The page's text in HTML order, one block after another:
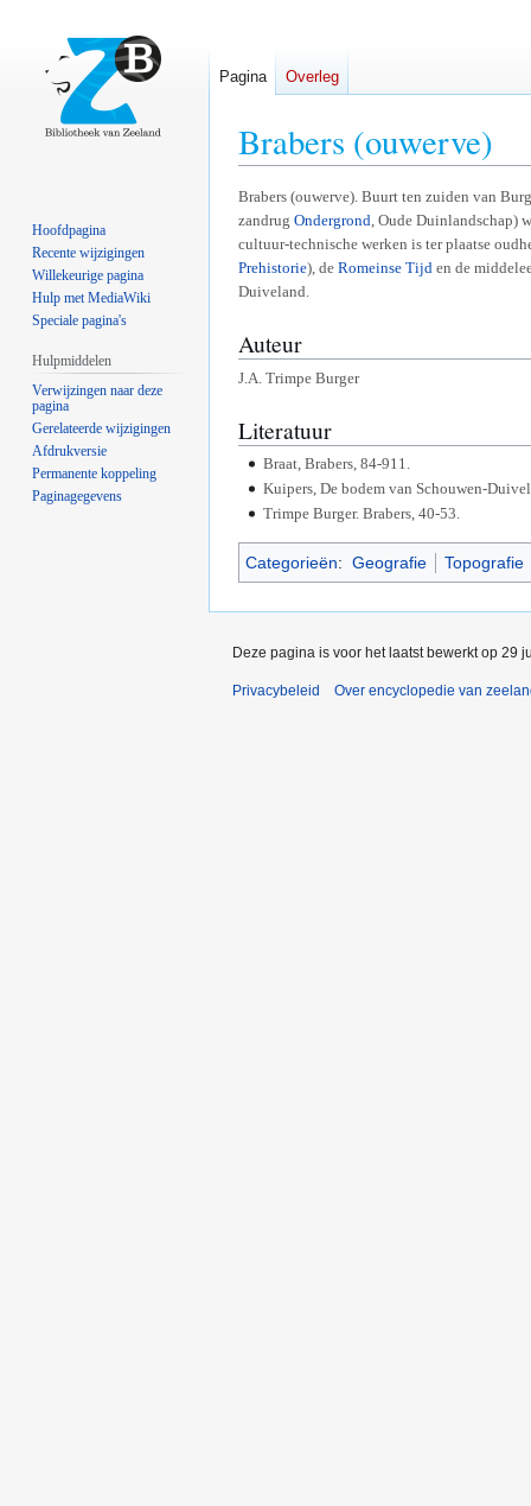
Brabers (ouwerve)
Naar
navigatie
springen
Naar
zoeken
springen
Brabers (ouwerve). Buurt ten zuiden van
zandrug Ondergrond, Oude Duinlandschap)
cultuur-technische werken is ter plaatse
Prehistorie), de Romeinse Tijd en de
Duiveland.
Auteur
J.A. Trimpe Burger
Literatuur
Braat, Brabers, 84-911.
Kuipers, De bodem van Schouwen-
Trimpe Burger. Brabers, 40-53.
Categorieën: Geografie Topografie
Pagina Overleg
Hoofdpagina
Recente wijzigingen
Willekeurige pagina
Hulp met MediaWiki
Speciale pagina's
Hulpmiddelen
Verwijzingen naar deze
pagina
Gerelateerde wijzigingen
Afdrukversie
Permanente koppeling
Paginagegevens
Deze pagina is voor het laatst bewerkt op 29
Privacybeleid Over encyclopedie van